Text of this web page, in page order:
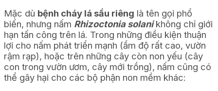
Mặc dù bệnh cháy lá sầu riêng là tên gọi phổ
biến, nhưng nấm Rhizoctonia solanikhông chỉ giới
hạn tấn công trên lá. Trong những điều kiện thuận
lợi cho nấm phát triển mạnh (ẩm độ rất cao, vườn
rậm rạp), hoặc trên những cây còn non yếu (cây
con trong vườn ươm, cây mới trồng), nấm cũng có
thể gây hại cho các bộ phận non mềm khác: